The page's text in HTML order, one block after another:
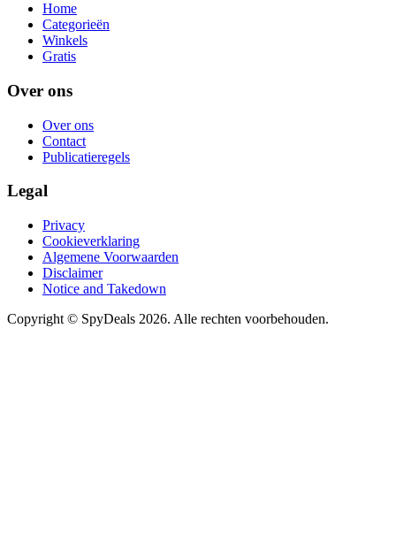
Home
Categorieën
Winkels
Gratis
Over ons
Over ons
Contact
Publicatieregels
Legal
Privacy
Cookieverklaring
Algemene Voorwaarden
Disclaimer
Notice and Takedown
Copyright © SpyDeals 2026. Alle rechten voorbehouden.